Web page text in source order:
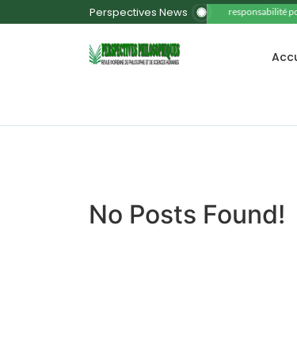
Perspectives News 11. La responsabilité
No Posts Found!